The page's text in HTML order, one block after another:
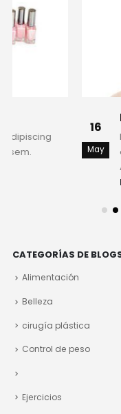
May
Find the
Lorem ipsum
elit. Cras non
Aenean
CATEGORÍAS DE
Alimentación
Belleza
cirugía plástica
Control de peso
Ejercicios